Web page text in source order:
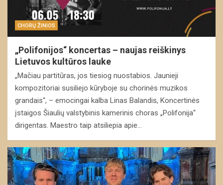
CHORŲ ŽINIOS
„Polifonijos“ koncertas – naujas reiškinys
Lietuvos kultūros lauke
„Mačiau partitūras, jos tiesiog nuostabios. Jaunieji
kompozitoriai susiliejo kūryboje su chorinės muzikos
grandais“, – emocingai kalba Linas Balandis, Koncertinės
įstaigos Šiaulių valstybinis kamerinis choras „Polifonija“
dirigentas. Maestro taip atsiliepia apie…